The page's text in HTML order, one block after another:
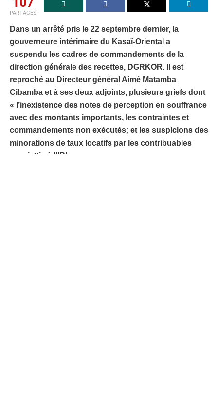
PARTAGES
Dans un arrêté pris le 22 septembre dernier, la
gouverneure intérimaire du Kasaï-Oriental a
suspendu les cadres de commandements de la
direction générale des recettes, DGRKOR. Il est
reproché au Directeur général Aimé Matamba
Cibamba et à ses deux adjoints, plusieurs griefs dont
« l’inexistence des notes de perception en souffrance
avec des montants importants, les contraintes et
commandements non exécutés; et les suspicions des
minorations de taux locatifs par les contribuables
assujettis à l’IRL.